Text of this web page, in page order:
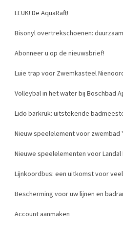
LEUK! De AquaRaft!
Bisonyl overtrekschoenen:
Abonneer u op de nieuwsbrief!
Luie trap voor Zwemkasteel
Volleybal in het water bij Boschbad
Lido barkruk: uitstekende
Nieuw speelelement voor zwembad
Nieuwe speelelementen voor Landal
Lijnkoordbus: een uitkomst voor
Bescherming voor uw lijnen en
Account aanmaken